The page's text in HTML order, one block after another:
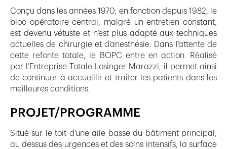
Conçu dans les années 1970, en fonction depuis 1982, le
bloc opératoire central, malgré un entretien constant,
est devenu vétuste et n’est plus adapté aux techniques
actuelles de chirurgie et d’anesthésie. Dans l’attente de
cette refonte totale, le BOPC entre en action. Réalisé
par l’Entreprise Totale Losinger Marazzi, il permet ainsi
de continuer à accueillir et traiter les patients dans les
meilleures conditions.
PROJET/PROGRAMME
Situé sur le toit d’une aile basse du bâtiment principal,
au dessus des urgences et des soins intensifs, la surface